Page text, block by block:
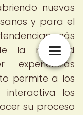
nuevas
y para el
más
la realidad
permite a los
interactiva los
su proceso